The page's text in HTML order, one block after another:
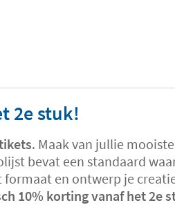
2e stuk!
. Maak van jullie
bevat een standaard
en ontwerp je
10% korting vanaf het 2e